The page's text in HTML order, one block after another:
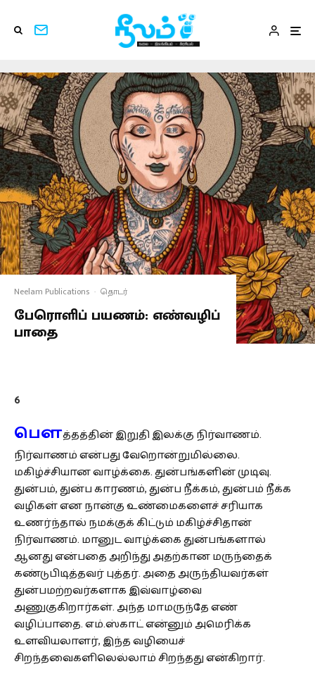
Neelam Publications · தொடர்
பேரொளிப் பயணம்: எண்வழிப்
பாதை
6
பௌத்தத்தின் இறுதி இலக்கு நிர்வாணம்.
நிர்வாணம் என்பது வேறொன்றுமில்லை.
மகிழ்ச்சியான வாழ்க்கை. துன்பங்களின் முடிவு.
துன்பம், துன்ப காரணம், துன்ப நீக்கம், துன்பம் நீக்க
வழிகள் என நான்கு உண்மைகளைச் சரியாக
உணர்ந்தால் நமக்குக் கிட்டும் மகிழ்ச்சிதான்
நிர்வாணம். மானுட வாழ்க்கை துன்பங்களால்
ஆனது என்பதை அறிந்து அதற்கான மருந்தைக்
கண்டுபிடித்தவர் புத்தர். அதை அருந்தியவர்கள்
துன்பமற்றவர்களாக இவ்வாழ்வை
அணுகுகிறார்கள். அந்த மாமருந்தே எண்
வழிப்பாதை. எம்.ஸ்காட் என்னும் அமெரிக்க
உளவியலாளர், இந்த வழியைச்
சிறந்தவைகளிலெல்லாம் சிறந்தது என்கிறார்.